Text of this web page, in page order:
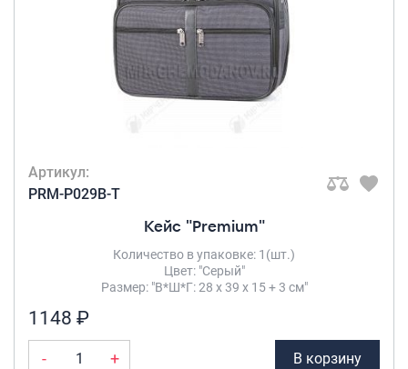
Артикул:
PRM-P029B-T
Кейс "Premium"
Количество в упаковке: 1(шт.)
Цвет: "Серый"
Размер: "В*Ш*Г: 28 х 39 х 15 + 3 см"
1148 ₽
- + В корзину